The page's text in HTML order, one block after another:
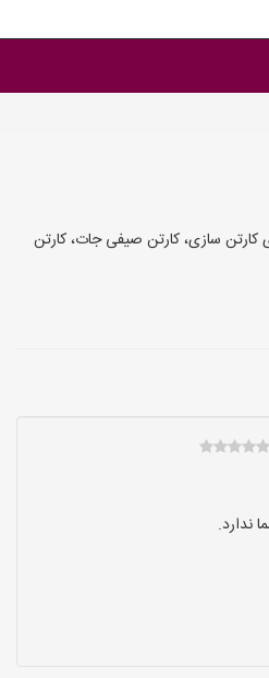
کارتن سازی، کارتن صیفی جات، کارتن
ندارد.